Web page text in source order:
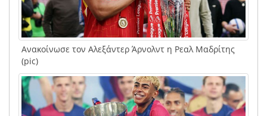
Ανακοίνωσε τον Αλεξάντερ Άρνολντ η Ρεαλ Μαδρίτης
(pic)